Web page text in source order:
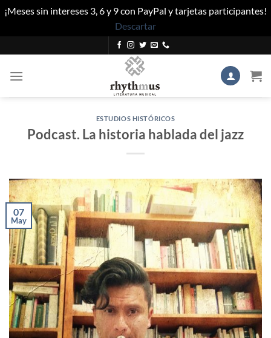
¡Meses sin intereses 3, 6 y 9 con PayPal y tarjetas participantes!
Descartar
al
contenido
ESTUDIOS HISTÓRICOS
Podcast. La historia hablada del jazz
07
May